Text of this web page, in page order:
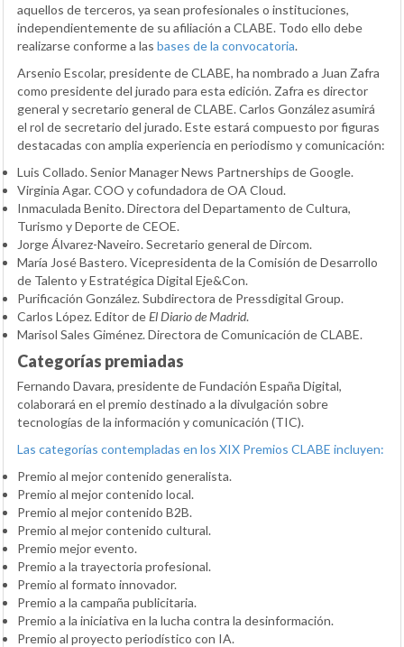
aquellos de terceros, ya sean profesionales o instituciones,
independientemente de su afiliación a CLABE. Todo ello debe
realizarse conforme a las bases de la convocatoria.
Arsenio Escolar, presidente de CLABE, ha nombrado a Juan Zafra
como presidente del jurado para esta edición. Zafra es director
general y secretario general de CLABE. Carlos González asumirá
el rol de secretario del jurado. Este estará compuesto por figuras
destacadas con amplia experiencia en periodismo y comunicación:
Luis Collado. Senior Manager News Partnerships de Google.
Virginia Agar. COO y cofundadora de OA Cloud.
Inmaculada Benito. Directora del Departamento de Cultura,
Turismo y Deporte de CEOE.
Jorge Álvarez-Naveiro. Secretario general de Dircom.
María José Bastero. Vicepresidenta de la Comisión de Desarrollo
de Talento y Estratégica Digital Eje&Con.
Purificación González. Subdirectora de Pressdigital Group.
Carlos López. Editor deEl Diario de Madrid.
Marisol Sales Giménez. Directora de Comunicación de CLABE.
Categorías premiadas
Fernando Davara, presidente de Fundación España Digital,
colaborará en el premio destinado a la divulgación sobre
tecnologías de la información y comunicación (TIC).
Las categorías contempladas en los XIX Premios CLABE incluyen:
Premio al mejor contenido generalista.
Premio al mejor contenido local.
Premio al mejor contenido B2B.
Premio al mejor contenido cultural.
Premio mejor evento.
Premio a la trayectoria profesional.
Premio al formato innovador.
Premio a la campaña publicitaria.
Premio a la iniciativa en la lucha contra la desinformación.
Premio al proyecto periodístico con IA.